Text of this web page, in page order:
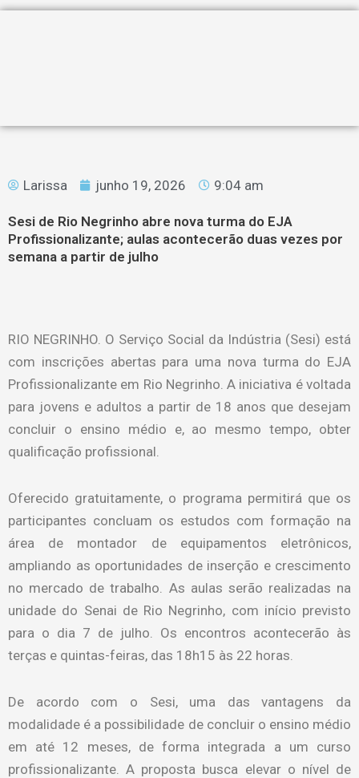
Larissa junho 19, 2026 9:04 am
Sesi de Rio Negrinho abre nova turma do EJA
Profissionalizante; aulas acontecerão duas vezes por
semana a partir de julho
RIO NEGRINHO. O Serviço Social da Indústria (Sesi) está
com inscrições abertas para uma nova turma do EJA
Profissionalizante em Rio Negrinho. A iniciativa é voltada
para jovens e adultos a partir de 18 anos que desejam
concluir o ensino médio e, ao mesmo tempo, obter
qualificação profissional.
Oferecido gratuitamente, o programa permitirá que os
participantes concluam os estudos com formação na
área de montador de equipamentos eletrônicos,
ampliando as oportunidades de inserção e crescimento
no mercado de trabalho. As aulas serão realizadas na
unidade do Senai de Rio Negrinho, com início previsto
para o dia 7 de julho. Os encontros acontecerão às
terças e quintas-feiras, das 18h15 às 22 horas.
De acordo com o Sesi, uma das vantagens da
modalidade é a possibilidade de concluir o ensino médio
em até 12 meses, de forma integrada a um curso
profissionalizante. A proposta busca elevar o nível de